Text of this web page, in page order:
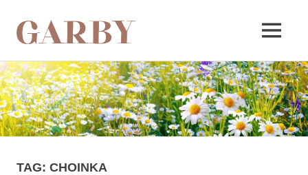
Skip
to
content
MENU
TAG: CHOINKA